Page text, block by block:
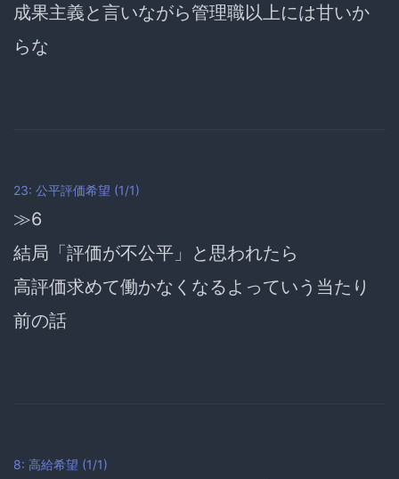
成果主義と言いながら管理職以上には甘いか
らな
23: 公平評価希望 (1/1)
≫6
結局「評価が不公平 」と思われたら
高評価求めて働かなくなるよっていう当たり
前の話
8: 高給希望 (1/1)